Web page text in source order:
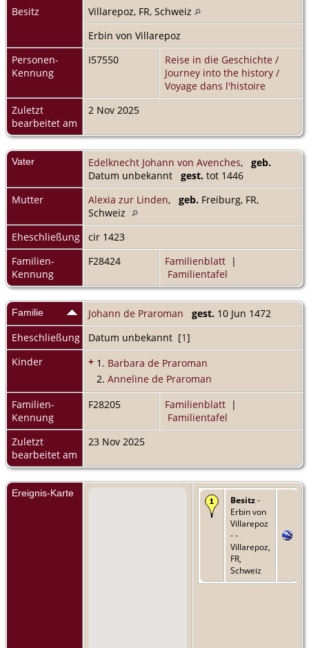
Besitz
Villarepoz, FR, Schweiz
Erbin von Villarepoz
Personen-
Kennung
I57550
Reise in die Geschichte /
Journey into the history /
Voyage dans l'histoire
Zuletzt
bearbeitet am
2 Nov 2025
Vater Edelknecht Johann von Avenches, geb.
Datum unbekannt gest. tot 1446
Mutter
Alexia zur Linden, geb. Freiburg, FR,
Schweiz
Eheschließung
cir 1423
Familien-
Kennung
F28424 Familienblatt |
Familientafel
Familie Johann de Praroman gest. 10 Jun 1472
Eheschließung
Datum unbekannt [1]
Kinder
+ 1. Barbara de Praroman
2. Anneline de Praroman
Familien-
Kennung
F28205 Familienblatt |
Familientafel
Zuletzt
bearbeitet am
23 Nov 2025
Ereignis-Karte
Besitz-
Erbin von
Villarepoz
- -
Villarepoz,
FR,
Schweiz